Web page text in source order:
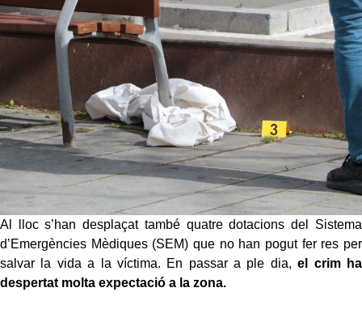
Al lloc s’han desplaçat també quatre dotacions del Sistema
d’Emergències Mèdiques (SEM) que no han pogut fer res per
salvar la vida a la víctima. En passar a ple dia, el crim ha
despertat molta expectació a la zona.